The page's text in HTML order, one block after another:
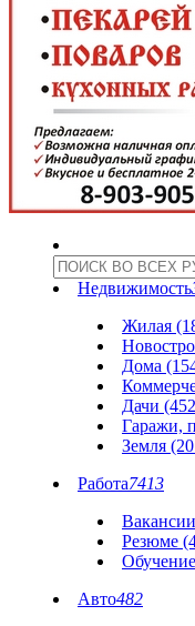
Недвижимость
Жилая
Дома
Дачи
Гаражи,
Земля
Работа7413
Резюме
Авто482